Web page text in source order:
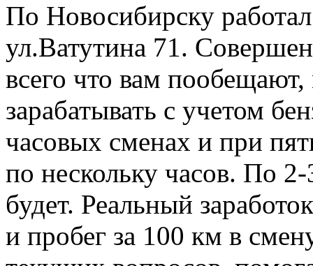
По Новосибирску
ул.Ватутина 71.
всего что вам
зарабатывать с учетом
часовых сменах и при
по нескольку часов. По
будет. Реальный
и пробег за 100 км в